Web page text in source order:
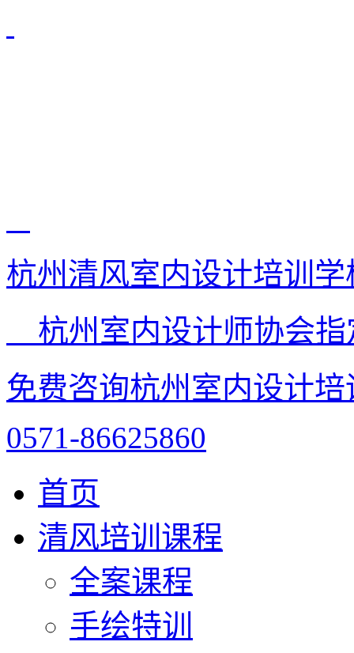
杭州清风室内设计培训学
杭州室内设计师协会
免费咨询杭州室内设计
0571-86625860
首页
清风培训课程
全案课程
手绘特训